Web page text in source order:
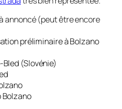
annoncé (peut être encore
préliminaire à Bolzano
(Slovénie)